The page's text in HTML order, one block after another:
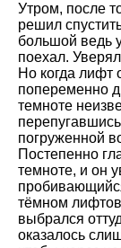
Утром, после
решил
большой ведь
поехал.
Но когда лифт
попеременно
темноте
погруженной
Постепенно
темноте, и он
тёмном
выбрался
оказалось